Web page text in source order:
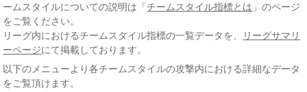
ームスタイルについての説明は「 チームスタイル指標とは 」のページ
をご覧ください。
リーグ内におけるチームスタイル指標の一覧データを、
リーグサマリ
ーページにて掲載しております。
以下のメニューより各チームスタイルの攻撃内における詳細なデータ
をご覧頂けます。